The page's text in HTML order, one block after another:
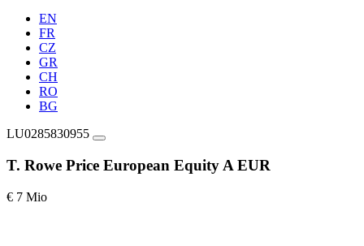
EN
FR
CZ
GR
CH
RO
BG
LU0285830955
T. Rowe Price European Equity A EUR
€ 7 Mio